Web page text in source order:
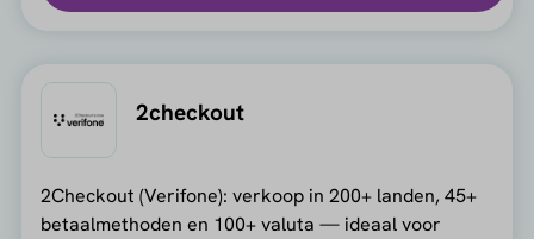
2checkout
2Checkout (Verifone): verkoop in 200+ landen, 45+
betaalmethoden en 100+ valuta — ideaal voor